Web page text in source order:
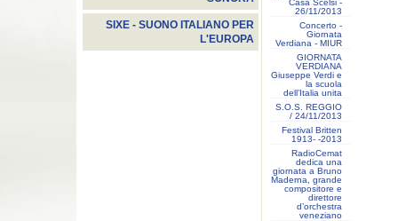
SIXE - SUONO ITALIANO PER
L'EUROPA
Casa Scelsi -
26/11/2013
Concerto -
Giornata
Verdiana - MIUR
GIORNATA
VERDIANA
Giuseppe Verdi e
la scuola
dell’Italia unita
S.O.S. REGGIO
/ 24/11/2013
Festival Britten
1913- ‐2013
RadioCemat
dedica una
giornata a Bruno
Maderna, grande
compositore e
direttore
d’orchestra
veneziano